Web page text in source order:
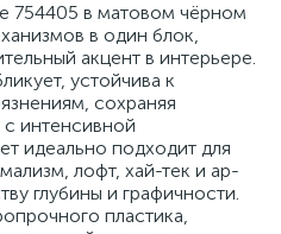
754405 в матовом чёрном
в один блок,
акцент в интерьере.
устойчива к
сохраняя
интенсивной
идеально подходит для
лофт, хай-тек и ар-
глубины и графичности.
пластика,